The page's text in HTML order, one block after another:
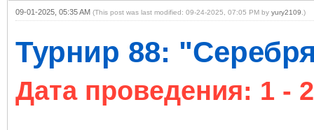
09-01-2025, 05:35 AM (This post was last modified: 09-24-2025, 07:05 PM by yury2109 .)
Турнир 88:
Дата проведения: 1 -